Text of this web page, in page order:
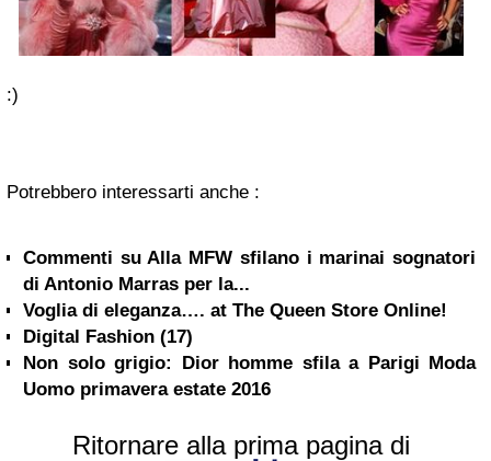
:)
Potrebbero interessarti anche :
Commenti su Alla MFW sfilano i marinai sognatori
di Antonio Marras per la...
Voglia di eleganza…. at The Queen Store Online!
Digital Fashion (17)
Non solo grigio: Dior homme sfila a Parigi Moda
Uomo primavera estate 2016
Ritornare alla prima pagina di